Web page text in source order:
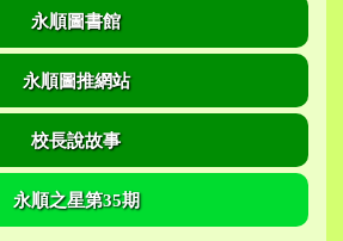
永順圖書館
永順圖推網站
校長說故事
永順之星第35期